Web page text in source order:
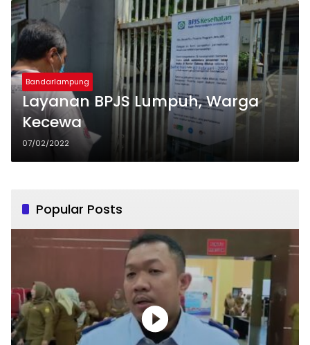
Bandarlampung
Layanan BPJS Lumpuh, Warga
Kecewa
07/02/2022
Popular Posts